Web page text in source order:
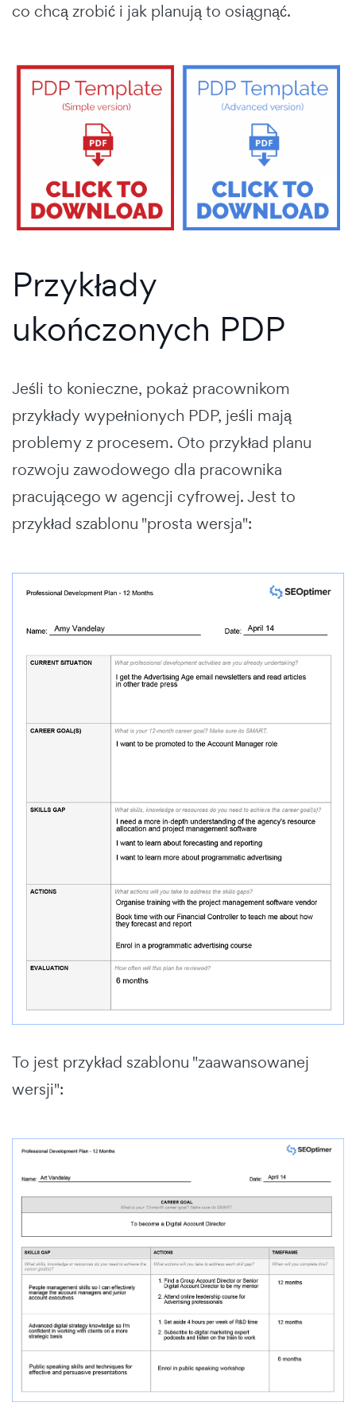
co chcą zrobić i jak planują to osiągnąć.
Przykłady
ukończonych PDP
Jeśli to konieczne, pokaż pracownikom
przykłady wypełnionych PDP, jeśli mają
problemy z procesem. Oto przykład planu
rozwoju zawodowego dla pracownika
pracującego w agencji cyfrowej. Jest to
przykład szablonu "prosta wersja":
To jest przykład szablonu "zaawansowanej
wersji":